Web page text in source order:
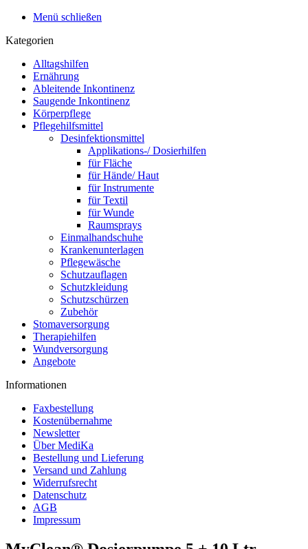
Menü schließen
Kategorien
Alltagshilfen
Ernährung
Ableitende Inkontinenz
Saugende Inkontinenz
Körperpflege
Pflegehilfsmittel
Desinfektionsmittel
Applikations-/ Dosierhilfen
für Fläche
für Hände/ Haut
für Instrumente
für Textil
für Wunde
Raumsprays
Einmalhandschuhe
Krankenunterlagen
Pflegewäsche
Schutzauflagen
Schutzkleidung
Schutzschürzen
Zubehör
Stomaversorgung
Therapiehilfen
Wundversorgung
Angebote
Informationen
Faxbestellung
Kostenübernahme
Newsletter
Über MediKa
Bestellung und Lieferung
Versand und Zahlung
Widerrufsrecht
Datenschutz
AGB
Impressum